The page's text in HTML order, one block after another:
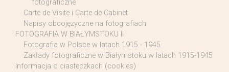
fotograficzne
Carte de Visite i Carte de Cabinet
Napisy obcojęzyczne na fotografiach
FOTOGRAFIA W BIAŁYMSTOKU II
Fotografia w Polsce w latach 1915 - 1945
Zakłady fotograficzne w Białymstoku w latach 1915-1945
Informacja o ciasteczkach (cookies)